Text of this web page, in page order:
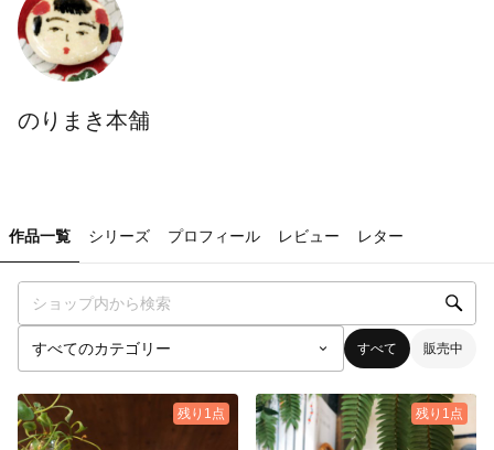
のりまき本舗
作品一覧 シリーズ プロフィール レビュー レター
すべて 販売中
残り1点 残り1点